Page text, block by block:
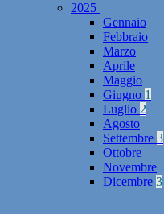
2025
Gennaio
Febbraio
Marzo
Aprile
Maggio
Giugno 1
Luglio 2
Agosto
Settembre 3
Ottobre
Novembre
Dicembre 3